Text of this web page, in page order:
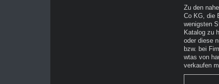
Zu den
Co KG, die
wenigsten
Katalog zu
oder diese
bzw. bei
wtas von
verkaufen